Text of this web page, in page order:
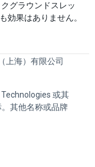
グラウンドスレッ
効果はありません。
上海）有限公司
或其
其他名称或品牌